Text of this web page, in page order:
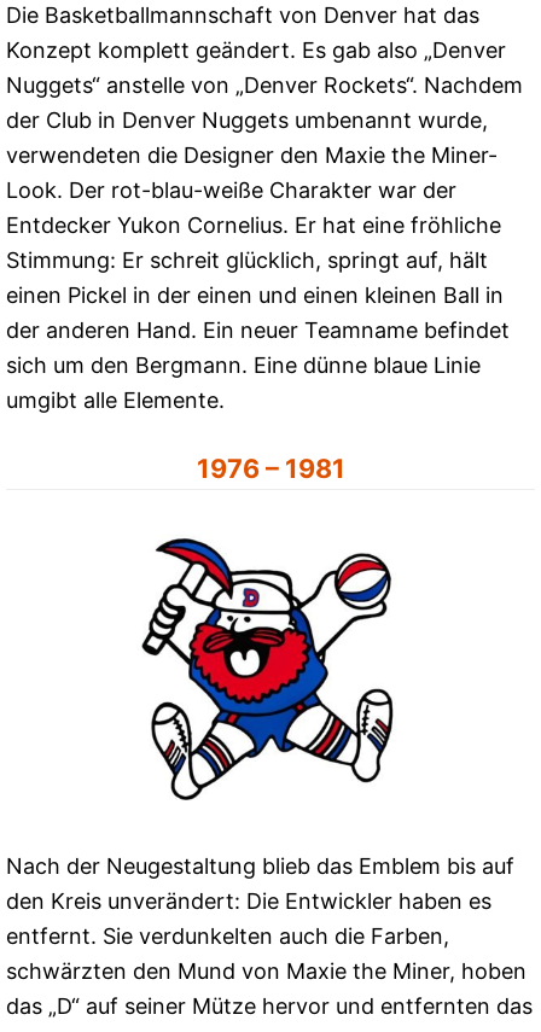
Die Basketballmannschaft von Denver hat das
Konzept komplett geändert. Es gab also „Denver
Nuggets“ anstelle von „Denver Rockets“. Nachdem
der Club in Denver Nuggets umbenannt wurde,
verwendeten die Designer den Maxie the Miner-
Look. Der rot-blau-weiße Charakter war der
Entdecker Yukon Cornelius. Er hat eine fröhliche
Stimmung: Er schreit glücklich, springt auf, hält
einen Pickel in der einen und einen kleinen Ball in
der anderen Hand. Ein neuer Teamname befindet
sich um den Bergmann. Eine dünne blaue Linie
umgibt alle Elemente.
1976 – 1981
Nach der Neugestaltung blieb das Emblem bis auf
den Kreis unverändert: Die Entwickler haben es
entfernt. Sie verdunkelten auch die Farben,
schwärzten den Mund von Maxie the Miner, hoben
das „D“ auf seiner Mütze hervor und entfernten das